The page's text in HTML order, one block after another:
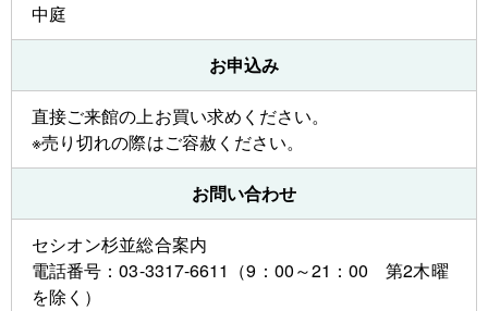
中庭
お申込み
直接ご来館の上お買い求めください。
※売り切れの際はご容赦ください。
お問い合わせ
セシオン杉並総合案内
電話番号：03-3317-6611（9：00～21：00 第2木曜
を除く）